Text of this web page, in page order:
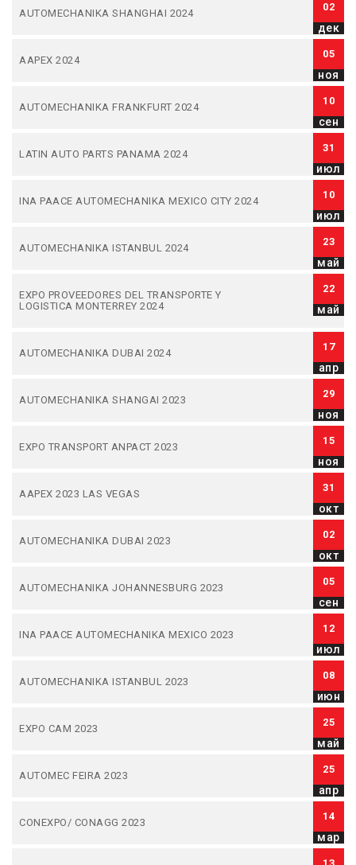
AUTOMECHANIKA SHANGHAI 2024
02
дек
AAPEX 2024
05
ноя
AUTOMECHANIKA FRANKFURT 2024
10
сен
LATIN AUTO PARTS PANAMA 2024
31
июл
INA PAACE AUTOMECHANIKA MEXICO CITY 2024
10
июл
AUTOMECHANIKA ISTANBUL 2024
23
май
EXPO PROVEEDORES DEL TRANSPORTE Y
LOGISTICA MONTERREY 2024
22
май
AUTOMECHANIKA DUBAI 2024
17
апр
AUTOMECHANIKA SHANGAI 2023
29
ноя
EXPO TRANSPORT ANPACT 2023
15
ноя
AAPEX 2023 LAS VEGAS
31
окт
AUTOMECHANIKA DUBAI 2023
02
окт
AUTOMECHANIKA JOHANNESBURG 2023
05
сен
INA PAACE AUTOMECHANIKA MEXICO 2023
12
июл
AUTOMECHANIKA ISTANBUL 2023
08
июн
EXPO CAM 2023
25
май
AUTOMEC FEIRA 2023
25
апр
CONEXPO/ CONAGG 2023
14
мар